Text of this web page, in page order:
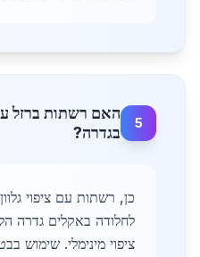
5
האם רשתות ברזל
בגדרה?
כן, רשתות עם ציפוי
ציפוי מינימלי. שימוש